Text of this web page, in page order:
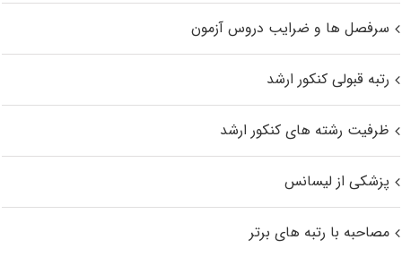
سرفصل ها و ضرایب دروس آزمون
رتبه قبولی کنکور ارشد
ظرفیت رشته های کنکور ارشد
پزشکی از لیسانس
مصاحبه با رتبه های برتر